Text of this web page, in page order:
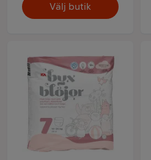
Välj butik